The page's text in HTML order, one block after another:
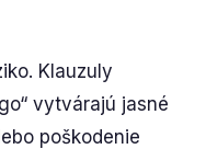
Klauzuly
vytvárajú jasné
poškodenie